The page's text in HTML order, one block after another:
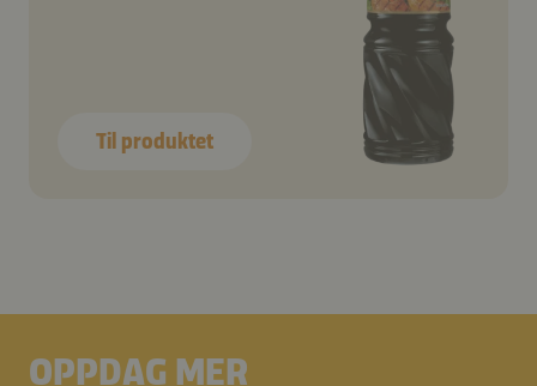
Til produktet
OPPDAG MER